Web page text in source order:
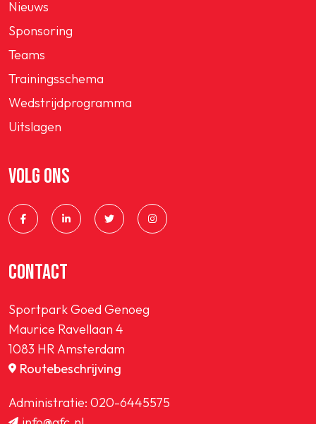
Nieuws
Sponsoring
Teams
Trainingsschema
Wedstrijdprogramma
Uitslagen
VOLG ONS
CONTACT
Sportpark Goed Genoeg
Maurice Ravellaan 4
1083 HR Amsterdam
Routebeschrijving
Administratie: 020-6445575